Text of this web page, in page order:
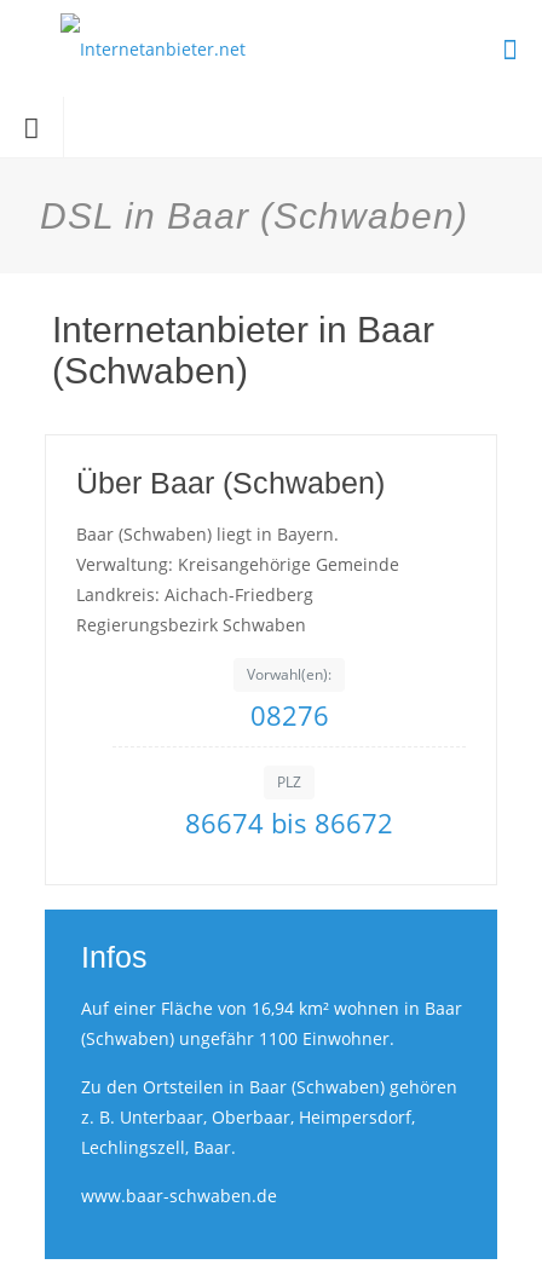
DSL in Baar (Schwaben)
Internetanbieter in Baar
(Schwaben)
Über Baar (Schwaben)
Baar (Schwaben) liegt in Bayern.
Verwaltung: Kreisangehörige Gemeinde
Landkreis: Aichach-Friedberg
Regierungsbezirk Schwaben
Vorwahl(en):
08276
PLZ
86674 bis 86672
Infos
Auf einer Fläche von 16,94 km² wohnen in Baar
(Schwaben) ungefähr 1100 Einwohner.
Zu den Ortsteilen in Baar (Schwaben) gehören
z. B. Unterbaar, Oberbaar, Heimpersdorf,
Lechlingszell, Baar.
www.baar-schwaben.de